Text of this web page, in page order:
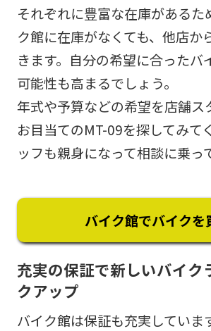
それぞれに豊富な在庫があるた
ク館に在庫がなくても、他店か
きます。自分の希望に合ったバ
可能性も高まるでしょう。
年式や予算などの希望を店舗ス
お目当てのMT-09を探してみて
ッフも親身になって相談に乗っ
バイク館でバイクを
充実の保証で新しいバイク
クアップ
バイク館は保証も充実していま